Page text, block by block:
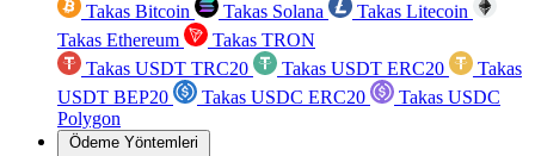
Takas Bitcoin Takas Solana
Takas Litecoin
Takas Ethereum
Takas TRON
Takas USDT TRC20
Takas USDT ERC20
Takas
USDT BEP20
Takas USDC ERC20
Takas USDC
Polygon
Ödeme Yöntemleri